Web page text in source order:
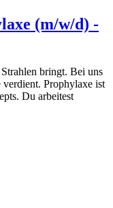
(m/w/d) -
bringt. Bei uns
Prophylaxe ist
Du arbeitest